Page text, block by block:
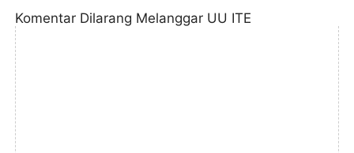
Komentar Dilarang Melanggar UU ITE